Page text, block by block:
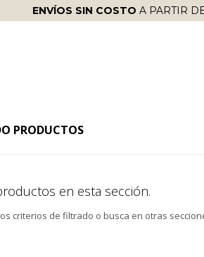
ENVÍOS SIN COSTO A PARTIR
PRODUCTOS
en esta sección.
criterios de filtrado o busca en otras